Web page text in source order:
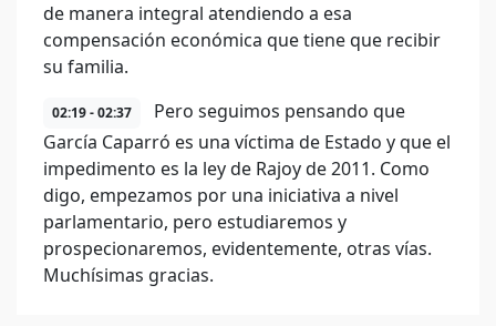
de manera integral atendiendo a esa
compensación económica que tiene que recibir
su familia.
02:19 - 02:37
Pero seguimos pensando que
García Caparró es una víctima de Estado y que el
impedimento es la ley de Rajoy de 2011. Como
digo, empezamos por una iniciativa a nivel
parlamentario, pero estudiaremos y
prospecionaremos, evidentemente, otras vías.
Muchísimas gracias.